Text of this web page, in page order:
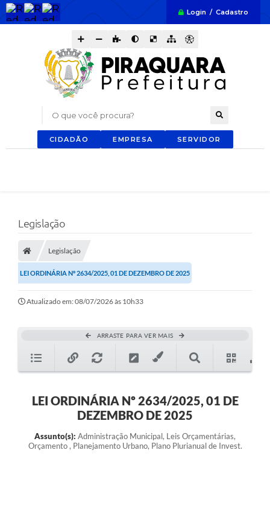
Login / Cadastro
O que você procura?
CIDADÃO EMPRESA SERVIDOR
Legislação
Legislação
LEI ORDINÁRIA Nº 2634/2025, 01 DE DEZEMBRO DE 2025
Atualizado em: 08/07/2026 às 10h33
ARRASTE PARA VER MAIS
LEI ORDINÁRIA Nº 2634/2025, 01 DE
DEZEMBRO DE 2025
Assunto(s): Administração Municipal, Leis Orçamentárias,
Orçamento , Planejamento Urbano, Plano Plurianual de Invest.